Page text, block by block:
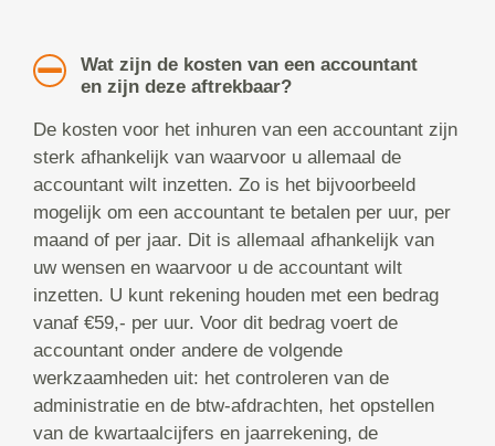
Wat zijn de kosten van een accountant
en zijn deze aftrekbaar?
De kosten voor het inhuren van een accountant zijn
sterk afhankelijk van waarvoor u allemaal de
accountant wilt inzetten. Zo is het bijvoorbeeld
mogelijk om een accountant te betalen per uur, per
maand of per jaar. Dit is allemaal afhankelijk van
uw wensen en waarvoor u de accountant wilt
inzetten. U kunt rekening houden met een bedrag
vanaf €59,- per uur. Voor dit bedrag voert de
accountant onder andere de volgende
werkzaamheden uit: het controleren van de
administratie en de btw-afdrachten, het opstellen
van de kwartaalcijfers en jaarrekening, de